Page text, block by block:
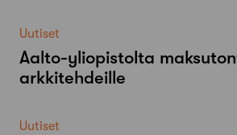
Uutiset
Aalto-​yliopistolta
arkkitehdeille
Uutiset